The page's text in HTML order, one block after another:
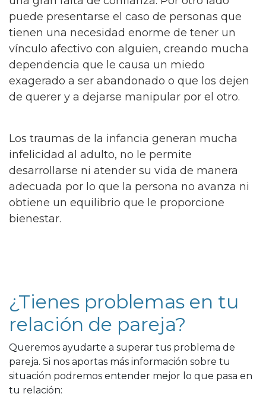
puede presentarse el caso de personas que
tienen una necesidad enorme de tener un
vínculo afectivo con alguien, creando mucha
dependencia que le causa un miedo
exagerado a ser abandonado o que los dejen
de querer y a dejarse manipular por el otro.
Los traumas de la infancia generan mucha
infelicidad al adulto, no le permite
desarrollarse ni atender su vida de manera
adecuada por lo que la persona no avanza ni
obtiene un equilibrio que le proporcione
bienestar.
¿Tienes problemas en tu
relación de pareja?
Queremos ayudarte a superar tus problema de
pareja. Si nos aportas más información sobre tu
situación podremos entender mejor lo que pasa en
tu relación: